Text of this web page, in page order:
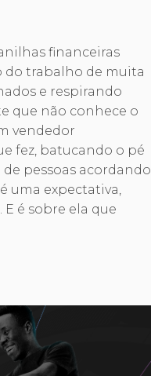
financeiras
do trabalho de muita
e respirando
que não conhece o
vendedor
fez, batucando o pé
pessoas acordando
uma expectativa,
é sobre ela que